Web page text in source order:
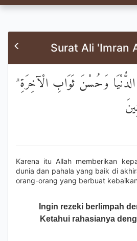
Surat Ali 'Imran
وَحُسْنَ ثَوَابِ الْآخِرَةِ
Karena itu Allah memberikan
dunia dan pahala yang baik di
orang-orang yang berbuat
Ingin rezeki berlimpah
Ketahui rahasianya